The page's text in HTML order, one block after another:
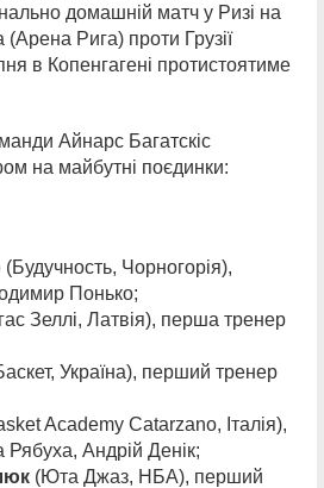
домашній матч у Ризі на
(Арена Рига) проти Грузії
в Копенгагені протистоятиме
Айнарс Багатскіс
на майбутні поєдинки:
(Будучность, Чорногорія),
Понько;
Зеллі, Латвія), перша тренер
Україна), перший тренер
Academy Catarzano, Італія),
Рябуха, Андрій Денік;
(Юта Джаз, НБА), перший